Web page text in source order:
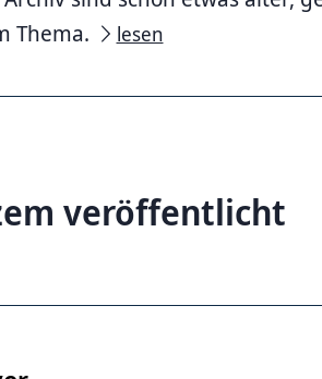
Thema.
lesen
veröffentlicht